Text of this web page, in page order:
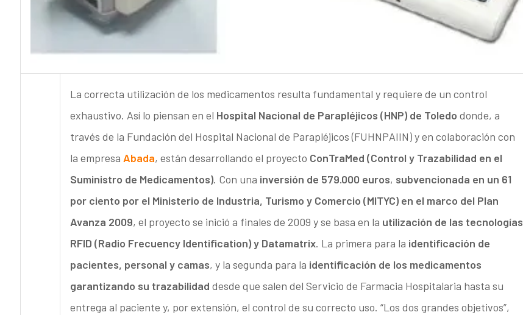
La correcta utilización de los medicamentos resulta fundamental y requiere de un control
exhaustivo. Así lo piensan en el Hospital Nacional de Parapléjicos (HNP) de Toledo donde, a
través de la Fundación del Hospital Nacional de Parapléjicos (FUHNPAIIN) y en colaboración con
la empresa Abada, están desarrollando el proyecto ConTraMed (Control y Trazabilidad en el
Suministro de Medicamentos). Con una inversión de 579.000 euros, subvencionada en un 61
por ciento por el Ministerio de Industria, Turismo y Comercio (MITYC) en el marco del Plan
Avanza 2009, el proyecto se inició a finales de 2009 y se basa en la utilización de las tecnologías
RFID (Radio Frecuency Identification) y Datamatrix. La primera para la identificación de
pacientes, personal y camas, y la segunda para la identificación de los medicamentos
garantizando su trazabilidad desde que salen del Servicio de Farmacia Hospitalaria hasta su
entrega al paciente y, por extensión, el control de su correcto uso. “Los dos grandes objetivos”,